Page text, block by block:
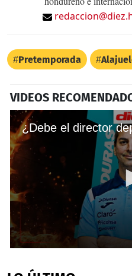
Pretemporada
VIDEOS
of